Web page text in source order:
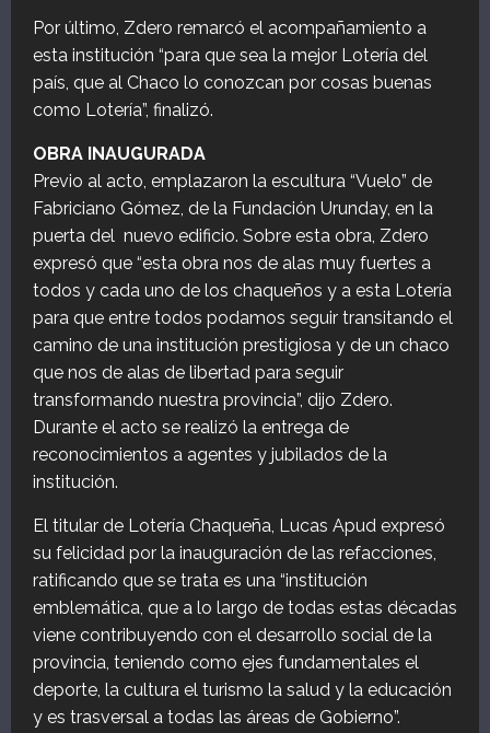
Por último, Zdero remarcó el acompañamiento a
esta institución “para que sea la mejor Lotería del
país, que al Chaco lo conozcan por cosas buenas
como Lotería”, finalizó.
OBRA INAUGURADA
Previo al acto, emplazaron la escultura “Vuelo” de
Fabriciano Gómez, de la Fundación Urunday, en la
puerta del nuevo edificio. Sobre esta obra, Zdero
expresó que “esta obra nos de alas muy fuertes a
todos y cada uno de los chaqueños y a esta Lotería
para que entre todos podamos seguir transitando el
camino de una institución prestigiosa y de un chaco
que nos de alas de libertad para seguir
transformando nuestra provincia”, dijo Zdero.
Durante el acto se realizó la entrega de
reconocimientos a agentes y jubilados de la
institución.
El titular de Lotería Chaqueña, Lucas Apud expresó
su felicidad por la inauguración de las refacciones,
ratificando que se trata es una “institución
emblemática, que a lo largo de todas estas décadas
viene contribuyendo con el desarrollo social de la
provincia, teniendo como ejes fundamentales el
deporte, la cultura el turismo la salud y la educación
y es trasversal a todas las áreas de Gobierno”.